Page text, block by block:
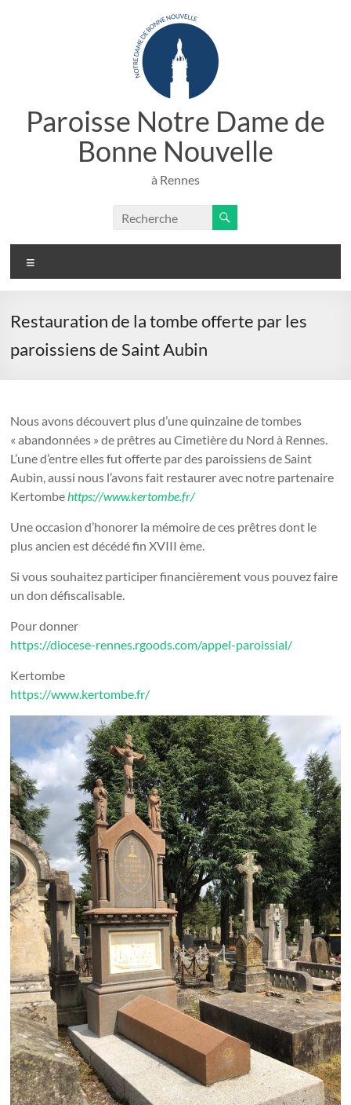
Paroisse Notre Dame de
Bonne Nouvelle
à Rennes
Restauration de la tombe offerte par les
paroissiens de Saint Aubin ­
Nous avons découvert plus d’une quinzaine de tombes
« abandonnées » de prêtres au Cimetière du Nord à Rennes.
L’une d’entre elles fut offerte par des paroissiens de Saint
Aubin, aussi nous l’avons fait restaurer avec notre partenaire
Kertombehttps://www.kertombe.fr/
Une occasion d’honorer la mémoire de ces prêtres dont le
plus ancien est décédé fin XVIII ème.
Si vous souhaitez participer financièrement vous pouvez faire
un don défiscalisable.
Pour donner ­
https://diocese-rennes.rgoods.com/appel-paroissial/
Kertombe
https://www.kertombe.fr/